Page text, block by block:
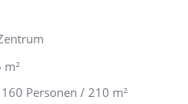
m²
Personen / 210 m²